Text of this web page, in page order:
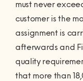
must never
customer is the
assignment is
afterwards and
quality
that more than